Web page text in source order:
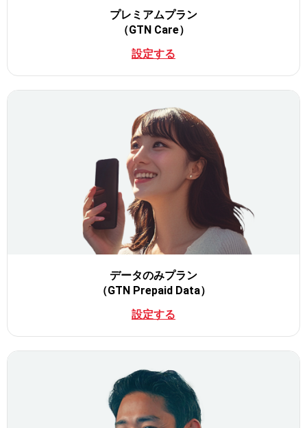
プレミアムプラン
（GTN Care）
設定する
データのみプラン
（GTN Prepaid Data）
設定する